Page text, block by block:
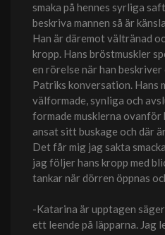
smaka på hennes syrliga
beskriva mannen så är
Han är däremot vältränad
kropp. Hans bröstmuskler
en rörelse när han beskriver
Patriks konversation. Hans
välformade, synliga och
formade musklerna ovanför
ansat sitt buskage och där
Det får mig jag sakta
jag följer hans kropp med
tankar när dörren öppnas
-Katarina är upptagen
ett leende på läpparna. Jag